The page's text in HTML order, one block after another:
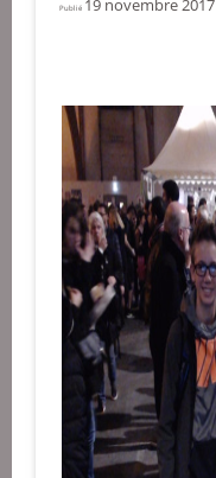
Publié 19 novembre 2017